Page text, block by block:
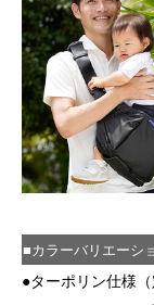
■カラーバリエーシ
●ターポリン仕様（